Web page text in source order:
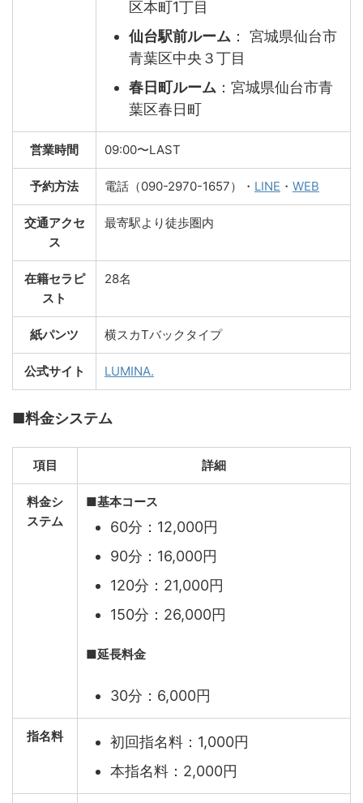
区本町1丁目
仙台駅前ルーム ： 宮城県仙台市
青葉区中央３丁目
春日町ルーム ：宮城県仙台市青
葉区春日町
営業時間 09:00〜LAST
予約方法 電話（090-2970-1657）・ LINE ・ WEB
交通アクセ
ス
最寄駅より徒歩圏内
在籍セラピ
スト
28名
紙パンツ 横スカTバックタイプ
公式サイト LUMINA.
■料金システム
項目 詳細
料金シ
ステム
■基本コース
60分：12,000円
90分：16,000円
120分：21,000円
150分：26,000円
■延長料金
30分：6,000円
指名料
初回指名料：1,000円
本指名料：2,000円